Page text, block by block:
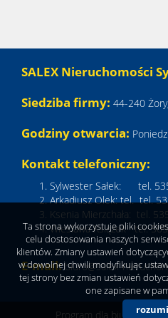
SALEX Nieruchomości
Siedziba firmy: 44-240
Godziny otwarcia:
Kontakt telefoniczny:
Sylwester Sałek: tel.
Arkadiusz Olek: tel. tel.
Ksenia Mierzchała: tel.
Wiesława Książek tel.
E-mail: biuro@salex-
Program dla biur
Ta strona wykorzystuje pliki
celu dostosowania naszych
klientów. Zmiany ustawień
w dowolnej chwili modyfikując
tej strony bez zmian ustawień
one zapisane w